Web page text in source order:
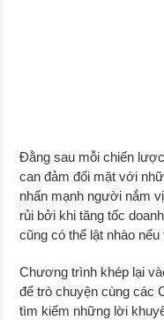
Đằng sau mỗi chiến
can đảm đối mặt với
nhấn mạnh người nắm
rủi bởi khi tăng tốc
cũng có thể lật nhào
Chương trình khép lại
để trò chuyện cùng các
tìm kiếm những lời